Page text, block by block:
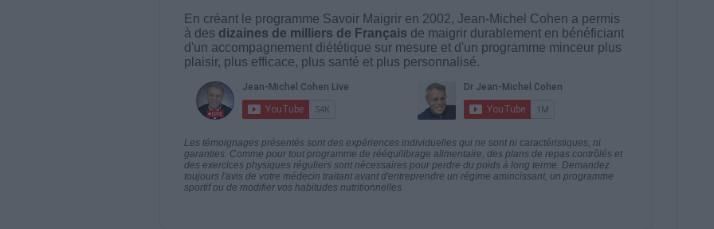
En créant le programme Savoir Maigrir en 2002, Jean-Michel Cohen a permis
à des dizaines de milliers de Français de maigrir durablement en bénéficiant
d'un accompagnement diététique sur mesure et d'un programme minceur plus
plaisir, plus efficace, plus santé et plus personnalisé.
Les témoignages présentés sont des expériences individuelles qui ne sont ni caractéristiques, ni
garanties. Comme pour tout programme de rééquilibrage alimentaire, des plans de repas contrôlés et
des exercices physiques réguliers sont nécessaires pour perdre du poids à long terme. Demandez
toujours l'avis de votre médecin traitant avant d'entreprendre un régime amincissant, un programme
sportif ou de modifier vos habitudes nutritionnelles.